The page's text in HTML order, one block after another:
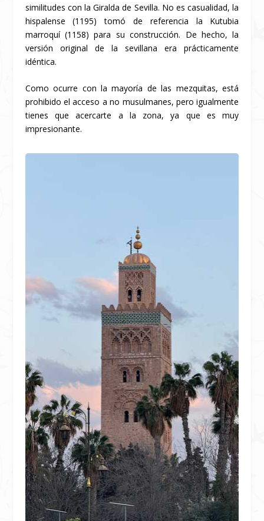
similitudes con la Giralda de Sevilla. No es casualidad, la
hispalense (1195) tomó de referencia la Kutubia
marroquí (1158) para su construcción. De hecho, la
versión original de la sevillana era prácticamente
idéntica.
Como ocurre con la mayoría de las mezquitas, está
prohibido el acceso a no musulmanes, pero igualmente
tienes que acercarte a la zona, ya que es muy
impresionante.